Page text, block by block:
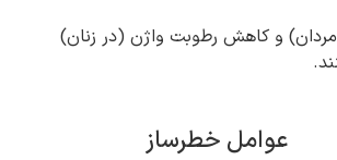
و کاهش رطوبت واژن (در زنان)
عوامل خطرساز